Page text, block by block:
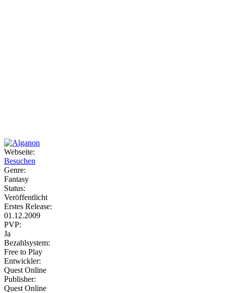
Webseite:
Besuchen
Genre:
Fantasy
Status:
Veröffentlicht
Erstes Release:
01.12.2009
PVP:
Ja
Bezahlsystem:
Free to Play
Entwickler:
Quest Online
Publisher:
Quest Online